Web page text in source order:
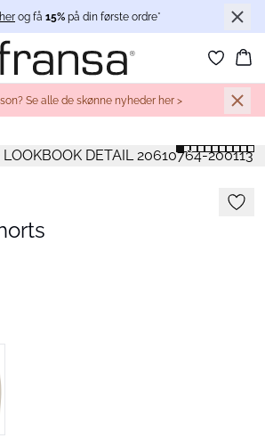
her og få 15% på din første ordre*
Se alle de skønne nyheder her >